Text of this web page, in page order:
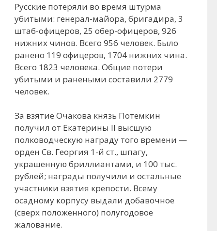
Русские потеряли во время штурма
убитыми: генерал-майора, бригадира, 3
штаб-офицеров, 25 обер-офицеров, 926
нижних чинов. Всего 956 человек. Было
ранено 119 офицеров, 1704 нижних чина.
Всего 1823 человека. Общие потери
убитыми и ранеными составили 2779
человек.
За взятие Очакова князь Потемкин
получил от Екатерины II высшую
полководческую награду того времени —
орден Св. Георгия 1-й ст., шпагу,
украшенную бриллиантами, и 100 тыс.
рублей; награды получили и остальные
участники взятия крепости. Всему
осадному корпусу выдали добавочное
(сверх положенного) полугодовое
жалование.